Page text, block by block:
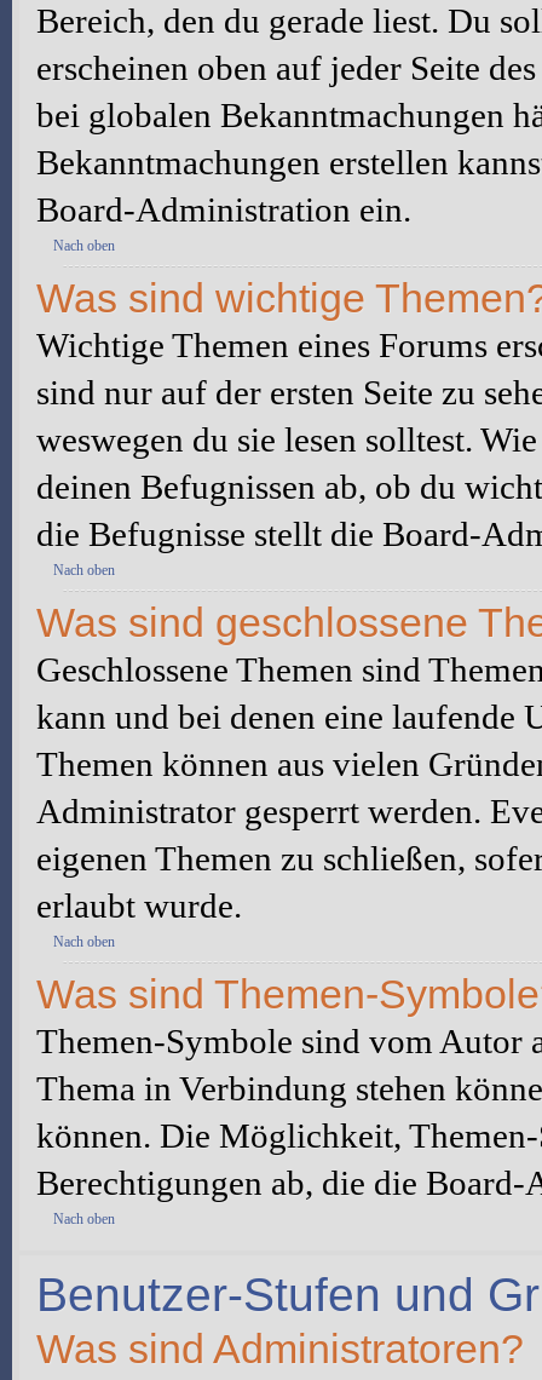
Bereich, den du gerade liest. Du
erscheinen oben auf jeder Seite
bei globalen Bekanntmachungen
Bekanntmachungen erstellen
Board-Administration ein.
Nach oben
Was sind wichtige
Wichtige Themen eines Forums
sind nur auf der ersten Seite zu
weswegen du sie lesen solltest.
deinen Befugnissen ab, ob du
die Befugnisse stellt die Board-
Nach oben
Was sind geschlossene
Geschlossene Themen sind
kann und bei denen eine laufende
Themen können aus vielen
Administrator gesperrt werden.
eigenen Themen zu schließen,
erlaubt wurde.
Nach oben
Was sind Themen-
Themen-Symbole sind vom Autor
Thema in Verbindung stehen
können. Die Möglichkeit,
Berechtigungen ab, die die
Nach oben
Benutzer-Stufen und
Was sind Administratoren?